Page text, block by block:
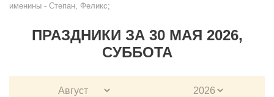
именины - Степан, Феликс;
ПРАЗДНИКИ ЗА 30 МАЯ 2026,
СУББОТА